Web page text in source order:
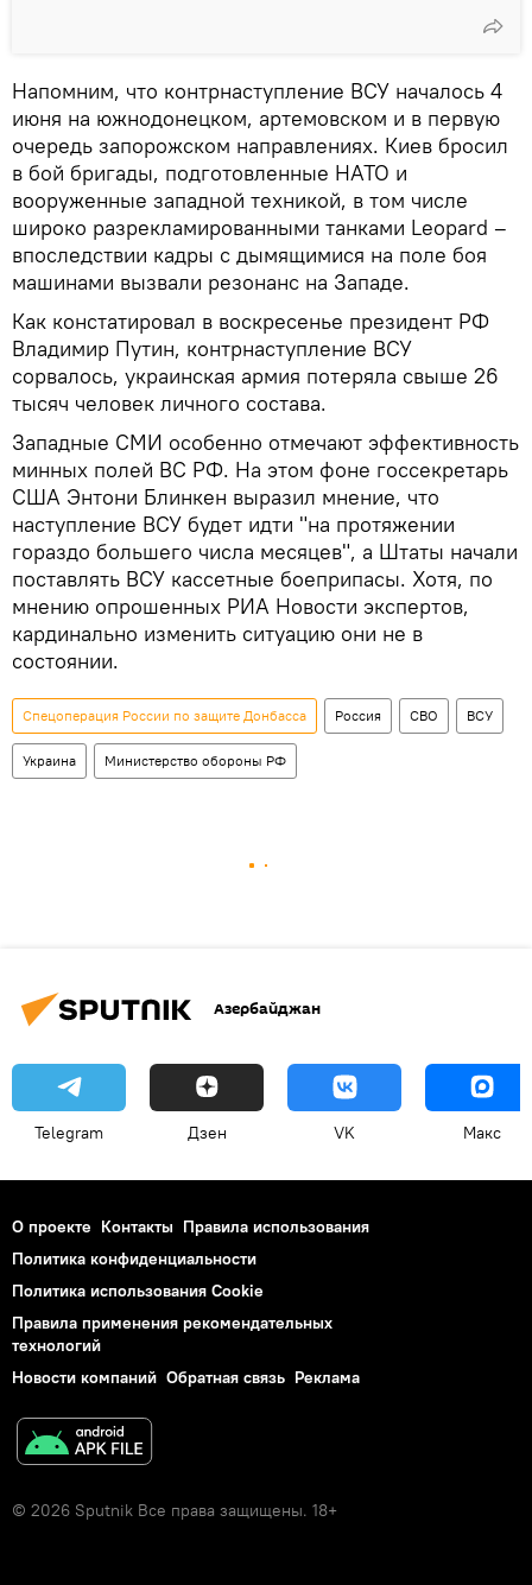
Напомним, что контрнаступление ВСУ началось 4
июня на южнодонецком, артемовском и в первую
очередь запорожском направлениях. Киев бросил
в бой бригады, подготовленные НАТО и
вооруженные западной техникой, в том числе
широко разрекламированными танками Leopard –
впоследствии кадры с дымящимися на поле боя
машинами вызвали резонанс на Западе.
Как констатировал в воскресенье президент РФ
Владимир Путин, контрнаступление ВСУ
сорвалось, украинская армия потеряла свыше 26
тысяч человек личного состава.
Западные СМИ особенно отмечают эффективность
минных полей ВС РФ. На этом фоне госсекретарь
США Энтони Блинкен выразил мнение, что
наступление ВСУ будет идти "на протяжении
гораздо большего числа месяцев", а Штаты начали
поставлять ВСУ кассетные боеприпасы. Хотя, по
мнению опрошенных РИА Новости экспертов,
кардинально изменить ситуацию они не в
состоянии.
Спецоперация России по защите Донбасса Россия СВО ВСУ
Украина Министерство обороны РФ
Азербайджан
Telegram Дзен VK Макс
О проекте Контакты Правила использования
Политика конфиденциальности
Политика использования Cookie
Правила применения рекомендательных
технологий
Новости компаний Обратная связь Реклама
© 2026 Sputnik Все права защищены. 18+